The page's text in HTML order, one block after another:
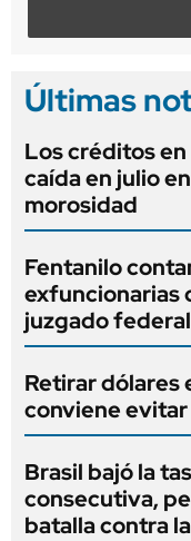
Últimas
Los créditos
caída en julio
morosidad
Fentanilo
exfuncionarias
juzgado
Retirar dólares
conviene
Brasil bajó la
consecutiva,
batalla contra